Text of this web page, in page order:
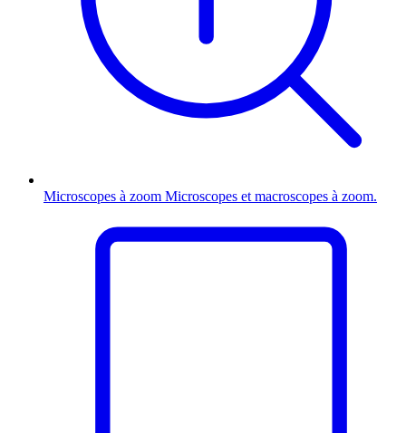
Microscopes à zoom Microscopes et macroscopes à zoom.